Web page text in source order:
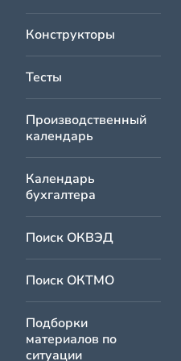
Конструкторы
Тесты
Производственный
календарь
Календарь
бухгалтера
Поиск ОКВЭД
Поиск ОКТМО
Подборки
материалов по
ситуации